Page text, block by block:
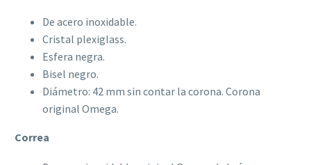
De acero inoxidable.
Cristal plexiglass.
Esfera negra.
Bisel negro.
Diámetro: 42 mm sin contar la corona. Corona
original Omega.
Correa